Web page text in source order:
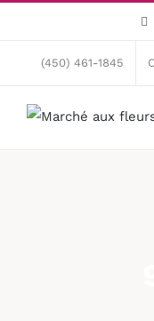
content(450) 461-1845